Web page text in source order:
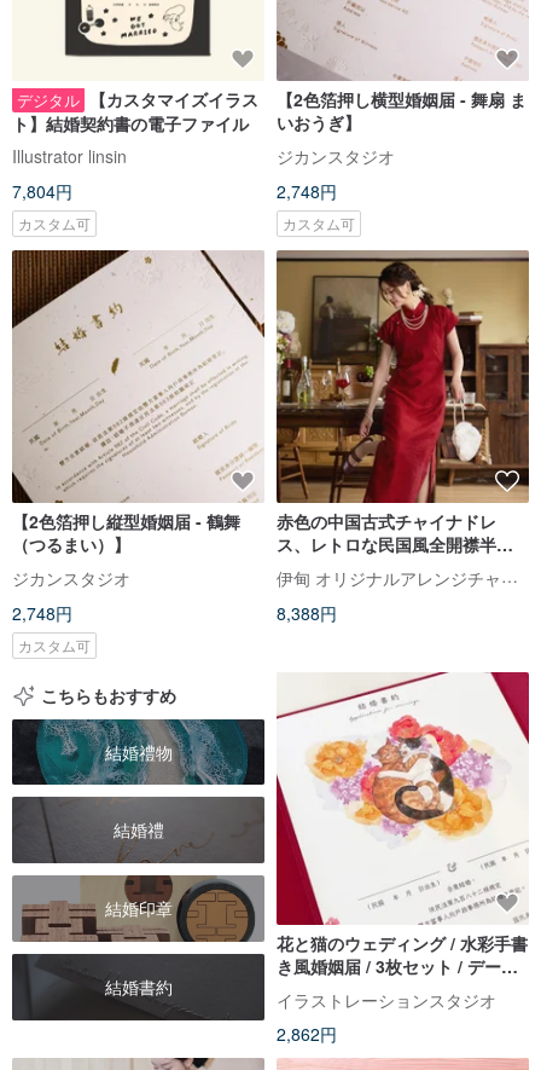
デジタル
【カスタマイズイラス
ト】結婚契約書の電子ファイル
Illustrator linsin
7,804円
カスタム可
【2色箔押し横型婚姻届 - 舞扇 ま
いおうぎ】
ジカンスタジオ
2,748円
カスタム可
【2色箔押し縦型婚姻届 - 鶴舞
（つるまい）】
ジカンスタジオ
2,748円
カスタム可
赤色の中国古式チャイナドレ
ス、レトロな民国風全開襟半袖
ワンピース、新中国式花嫁のウ
ェディングドレス
伊甸 オリジナルアレンジチャイナドレス
8,388円
こちらもおすすめ
結婚禮物
結婚禮
結婚印章
結婚書約
花と猫のウェディング / 水彩手書
き風婚姻届 / 3枚セット / データ
イラストレーションスタジオ
2,862円